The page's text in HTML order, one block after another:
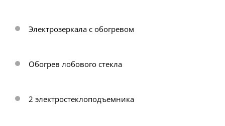
Электрозеркала с обогревом
Обогрев лобового стекла
2 электростеклоподъемника